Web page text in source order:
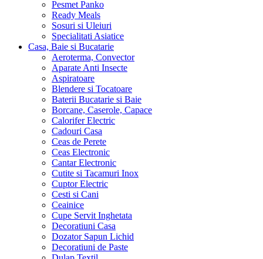
Pesmet Panko
Ready Meals
Sosuri si Uleiuri
Specialitati Asiatice
Casa, Baie si Bucatarie
Aeroterma, Convector
Aparate Anti Insecte
Aspiratoare
Blendere si Tocatoare
Baterii Bucatarie si Baie
Borcane, Caserole, Capace
Calorifer Electric
Cadouri Casa
Ceas de Perete
Ceas Electronic
Cantar Electronic
Cutite si Tacamuri Inox
Cuptor Electric
Cesti si Cani
Ceainice
Cupe Servit Inghetata
Decoratiuni Casa
Dozator Sapun Lichid
Decoratiuni de Paste